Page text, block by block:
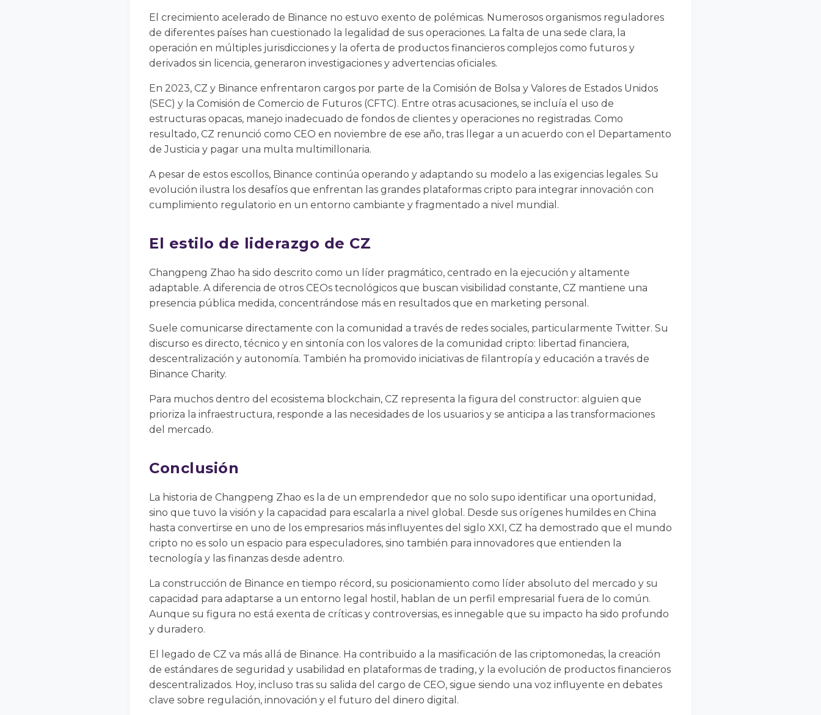
El crecimiento acelerado de Binance no estuvo exento de polémicas. Numerosos organismos reguladores
de diferentes países han cuestionado la legalidad de sus operaciones. La falta de una sede clara, la
operación en múltiples jurisdicciones y la oferta de productos financieros complejos como futuros y
derivados sin licencia, generaron investigaciones y advertencias oficiales.
En 2023, CZ y Binance enfrentaron cargos por parte de la Comisión de Bolsa y Valores de Estados Unidos
(SEC) y la Comisión de Comercio de Futuros (CFTC). Entre otras acusaciones, se incluía el uso de
estructuras opacas, manejo inadecuado de fondos de clientes y operaciones no registradas. Como
resultado, CZ renunció como CEO en noviembre de ese año, tras llegar a un acuerdo con el Departamento
de Justicia y pagar una multa multimillonaria.
A pesar de estos escollos, Binance continúa operando y adaptando su modelo a las exigencias legales. Su
evolución ilustra los desafíos que enfrentan las grandes plataformas cripto para integrar innovación con
cumplimiento regulatorio en un entorno cambiante y fragmentado a nivel mundial.
El estilo de liderazgo de CZ
Changpeng Zhao ha sido descrito como un líder pragmático, centrado en la ejecución y altamente
adaptable. A diferencia de otros CEOs tecnológicos que buscan visibilidad constante, CZ mantiene una
presencia pública medida, concentrándose más en resultados que en marketing personal.
Suele comunicarse directamente con la comunidad a través de redes sociales, particularmente Twitter. Su
discurso es directo, técnico y en sintonía con los valores de la comunidad cripto: libertad financiera,
descentralización y autonomía. También ha promovido iniciativas de filantropía y educación a través de
Binance Charity.
Para muchos dentro del ecosistema blockchain, CZ representa la figura del constructor: alguien que
prioriza la infraestructura, responde a las necesidades de los usuarios y se anticipa a las transformaciones
del mercado.
Conclusión
La historia de Changpeng Zhao es la de un emprendedor que no solo supo identificar una oportunidad,
sino que tuvo la visión y la capacidad para escalarla a nivel global. Desde sus orígenes humildes en China
hasta convertirse en uno de los empresarios más influyentes del siglo XXI, CZ ha demostrado que el mundo
cripto no es solo un espacio para especuladores, sino también para innovadores que entienden la
tecnología y las finanzas desde adentro.
La construcción de Binance en tiempo récord, su posicionamiento como líder absoluto del mercado y su
capacidad para adaptarse a un entorno legal hostil, hablan de un perfil empresarial fuera de lo común.
Aunque su figura no está exenta de críticas y controversias, es innegable que su impacto ha sido profundo
y duradero.
El legado de CZ va más allá de Binance. Ha contribuido a la masificación de las criptomonedas, la creación
de estándares de seguridad y usabilidad en plataformas de trading, y la evolución de productos financieros
descentralizados. Hoy, incluso tras su salida del cargo de CEO, sigue siendo una voz influyente en debates
clave sobre regulación, innovación y el futuro del dinero digital.